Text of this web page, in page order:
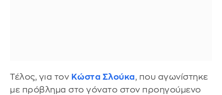
Τέλος, για τον Κώστα Σλούκα, που αγωνίστηκε
με πρόβλημα στο γόνατο στον προηγούμενο